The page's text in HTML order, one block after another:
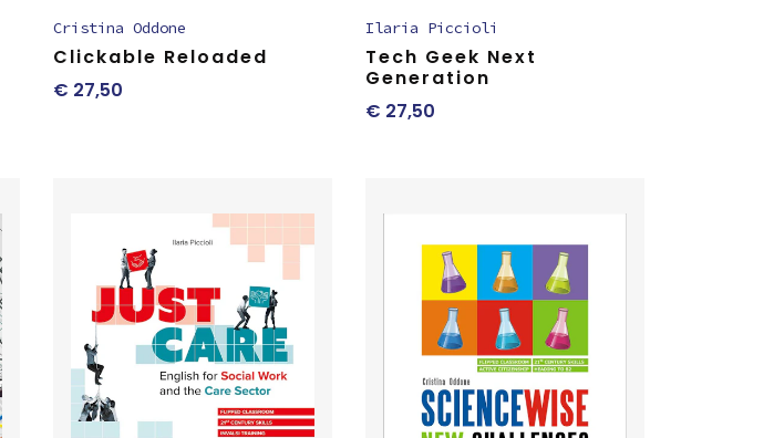
Cristina Oddone
Clickable Reloaded
€ 27,50
Ilaria Piccioli
Tech Geek Next
Generation
€ 27,50